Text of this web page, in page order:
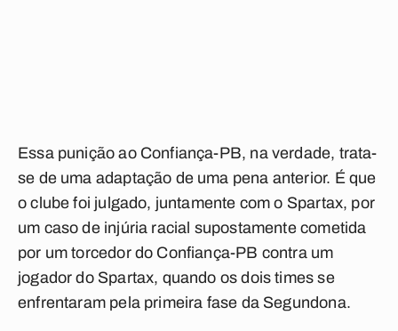
Essa punição ao Confiança-PB, na verdade, trata-
se de uma adaptação de uma pena anterior. É que
o clube foi julgado, juntamente com o Spartax, por
um caso de injúria racial supostamente cometida
por um torcedor do Confiança-PB contra um
jogador do Spartax, quando os dois times se
enfrentaram pela primeira fase da Segundona.